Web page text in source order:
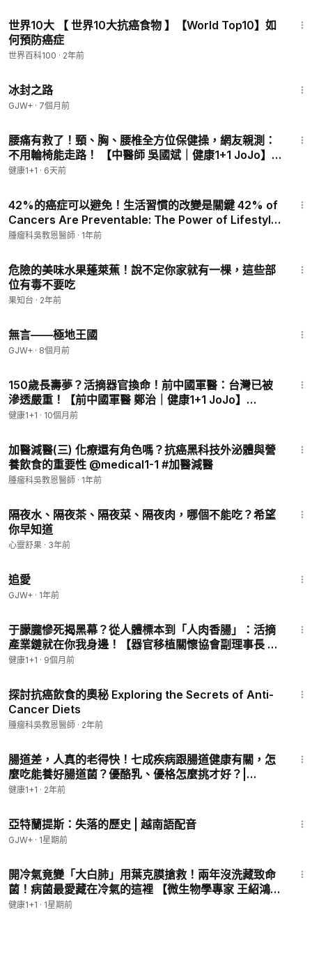
——
聯繫我們：
——
議：要靠這2類植化素
——
© All Rights Reserved.
世界10大 【 世界10大抗癌食物 】【World Top10】如
何預防癌症
世界百科100 · 2年前
冰封之路
GJW+ · 7個月前
腰痛有救了！頸、胸、腰椎全方位保健操，網友親測：
不用輪椅能走路！ 【中醫師 吳國斌｜健康1+1 JoJo】
（2026.8.01）｜健康1+1 ·直播
健康1+1 · 6天前
42%的癌症可以避免！生活習慣的改變是關鍵 42% of
Cancers Are Preventable: The Power of Lifestyle
Changes #癌症預防
腫瘤科吳教恩醫師 · 1年前
危險的美味水果蓬萊蕉！說不定你家就有一棵，這些部
位有毒不要吃
果知台 · 2年前
無言——極地王國
GJW+ · 8個月前
150歲長壽夢？活摘器官換命！前中國軍醫：台灣已被
滲透嚴重！【前中國軍醫 鄭治｜健康1+1 JoJo】
（2025.10.11）｜健康1+1 · 直播
健康1+1 · 10個月前
加醫減醫(三) 化療還有角色嗎？抗癌黑科技外泌體與營
養飲食的重要性 @medical1-1 #加醫減醫
腫瘤科吳教恩醫師 · 1年前
隔夜水、隔夜茶、隔夜菜、隔夜肉，哪個不能吃？希望
你早知道
心靈舒果 · 3年前
追愛
GJW+ · 1年前
于朦朧慘死揭黑幕？從人體標本到「人肉香腸」：活摘
產業鏈就在你我身邊！【器官移植關懷協會副理事長 黃
士維｜健康1+1 JoJo｜健康1+1 JoJo】（2025.10.31）
健康1+1 · 9個月前
探討抗癌飲食的奧秘 Exploring the Secrets of Anti-
Cancer Diets
腫瘤科吳教恩醫師 · 2年前
腸道差，人真的老得快！七成疾病跟腸道健康有關，怎
麼吃能養好腸道菌？優酪乳、優格怎麼挑才好？|
（2023.09.07）健康1+1 · 直播
健康1+1 · 2年前
亞特蘭提斯：失落的歷史 | 越南語配音
GJW+ · 1星期前
開冷氣竟變「大白肺」用葉克膜搶救！兩年沒洗藏致命
菌！病菌最愛藏在冷氣的這裡 【微生物學專家 王紹鴻｜
健康1+1 JoJo】（2026.7.28）｜健康1+1 ·直播
健康1+1 · 1星期前